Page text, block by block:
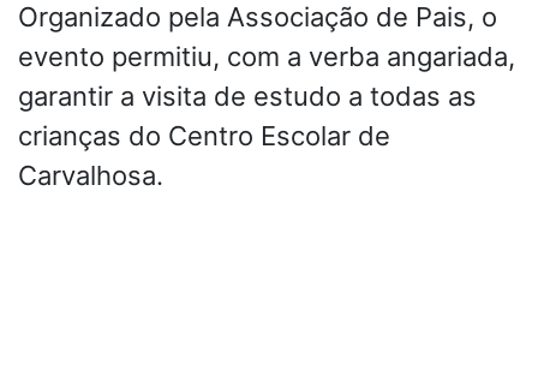
Organizado pela Associação de Pais, o
evento permitiu, com a verba angariada,
garantir a visita de estudo a todas as
crianças do Centro Escolar de
Carvalhosa.